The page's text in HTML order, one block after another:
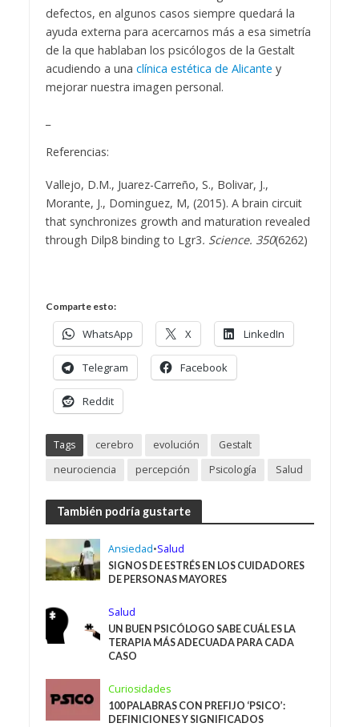
defectos, en algunos casos siempre quedará la
ayuda externa para acercarnos más a esa simetría
de la que hablaban los psicólogos de la Gestalt
acudiendo a una clínica estética de Alicante y
mejorar nuestra imagen personal.
Referencias:
Vallejo, D.M., Juarez-Carreño, S., Bolivar, J.,
Morante, J., Dominguez, M, (2015). A brain circuit
that synchronizes growth and maturation revealed
through Dilp8 binding to Lgr3. Science. 350(6262)
Comparte esto:
WhatsApp X LinkedIn
Telegram Facebook
Reddit
Tags cerebro evolución
Gestalt
neurociencia
percepción Psicología Salud
También podría gustarte
Ansiedad•Salud
SIGNOS DE ESTRÉS EN LOS CUIDADORES
DE PERSONAS MAYORES
Salud
UN BUEN PSICÓLOGO SABE CUÁL ES LA
TERAPIA MÁS ADECUADA PARA CADA
CASO
Curiosidades
100 PALABRAS CON PREFIJO ‘PSICO’:
DEFINICIONES Y SIGNIFICADOS